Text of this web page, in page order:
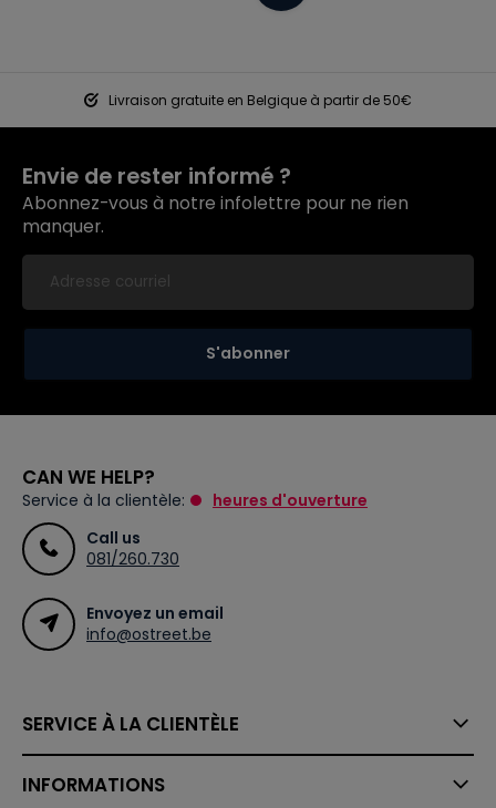
Livraison gratuite en Belgique à partir de 50€
Envie de rester informé ?
Abonnez-vous à notre infolettre pour ne rien
manquer.
S'abonner
CAN WE HELP?
Service à la clientèle:
heures d'ouverture
Call us
081/260.730
Envoyez un email
info@ostreet.be
SERVICE À LA CLIENTÈLE
INFORMATIONS